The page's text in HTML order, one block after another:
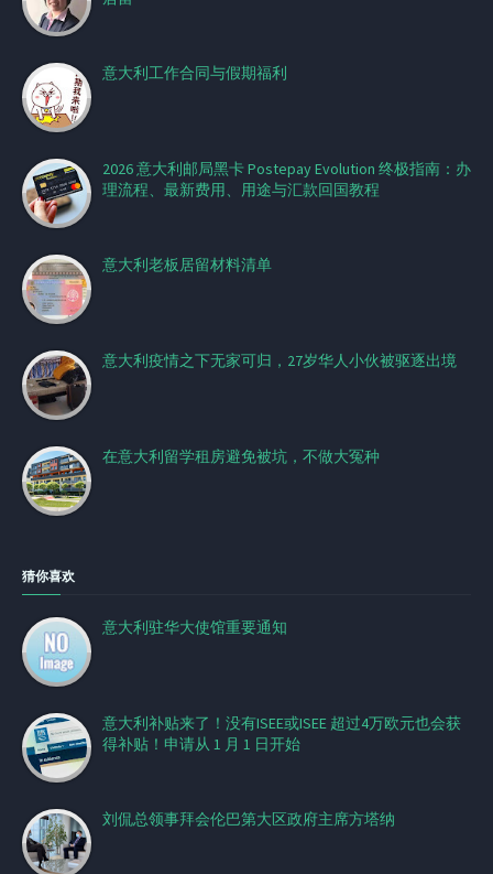
意大利工作合同与假期福利
2026 意大利邮局黑卡 Postepay Evolution 终极指南：办
理流程、最新费用、用途与汇款回国教程
意大利老板居留材料清单
意大利疫情之下无家可归，27岁华人小伙被驱逐出境
在意大利留学租房避免被坑，不做大冤种
猜你喜欢
意大利驻华大使馆重要通知
意大利补贴来了！没有ISEE或ISEE 超过4万欧元也会获
得补贴！申请从 1 月 1 日开始
刘侃总领事拜会伦巴第大区政府主席方塔纳